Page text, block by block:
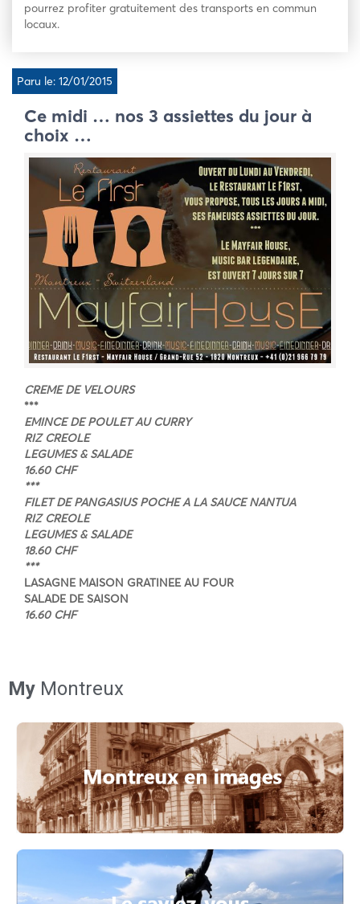
pourrez profiter gratuitement des transports en commun
locaux.
Paru le: 12/01/2015
Ce midi … nos 3 assiettes du jour à
choix …
CREME DE VELOURS
***
EMINCE DE POULET AU CURRY
RIZ CREOLE
LEGUMES & SALADE
16.60 CHF
***
FILET DE PANGASIUS POCHE A LA SAUCE NANTUA
RIZ CREOLE
LEGUMES & SALADE
18.60 CHF
***
LASAGNE MAISON GRATINEE AU FOUR
SALADE DE SAISON
16.60 CHF
My Montreux